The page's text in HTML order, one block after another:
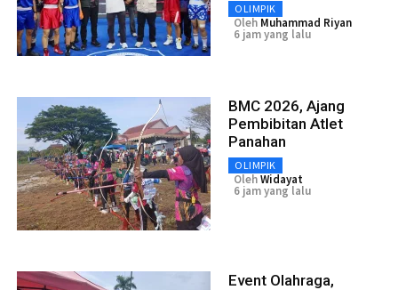
OLIMPIK
Oleh Muhammad Riyan
6 jam yang lalu
BMC 2026, Ajang
Pembibitan Atlet
Panahan
OLIMPIK
OlehWidayat
6 jam yang lalu
Event Olahraga,